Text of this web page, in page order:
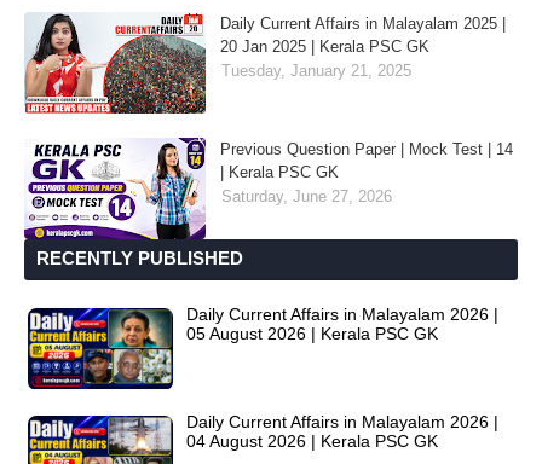
Daily Current Affairs in Malayalam 2025 |
20 Jan 2025 | Kerala PSC GK
Tuesday, January 21, 2025
Previous Question Paper | Mock Test | 14
| Kerala PSC GK
Saturday, June 27, 2026
RECENTLY PUBLISHED
Daily Current Affairs in Malayalam 2026 |
05 August 2026 | Kerala PSC GK
Daily Current Affairs in Malayalam 2026 |
04 August 2026 | Kerala PSC GK